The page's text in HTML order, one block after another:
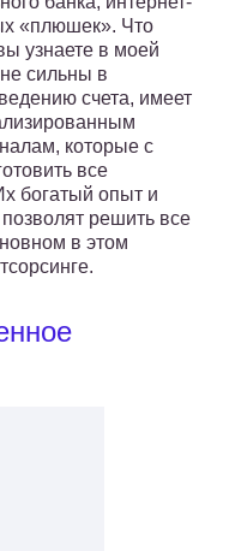
«плюшек». Что
узнаете в моей
сильны в
счета, имеет
которые с
все
богатый опыт и
решить все
в этом